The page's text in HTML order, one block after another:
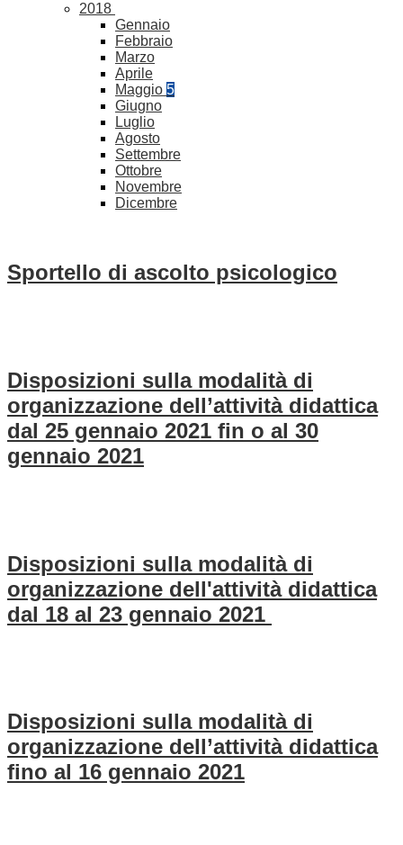
2018
Gennaio
Febbraio
Marzo
Aprile
Maggio 5
Giugno
Luglio
Agosto
Settembre
Ottobre
Novembre
Dicembre
Sportello di ascolto psicologico
Disposizioni sulla modalità di
organizzazione dell’attività didattica
dal 25 gennaio 2021 fin o al 30
gennaio 2021
Disposizioni sulla modalità di
organizzazione dell'attività didattica
dal 18 al 23 gennaio 2021
Disposizioni sulla modalità di
organizzazione dell’attività didattica
fino al 16 gennaio 2021